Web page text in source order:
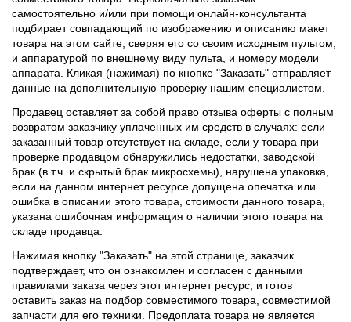
самостоятельно и/или при помощи онлайн-консультанта
подбирает совпадающий по изображению и описанию макет
товара на этом сайте, сверяя его со своим исходным пультом,
и аппаратурой по внешнему виду пульта, и номеру модели
аппарата. Кликая (нажимая) по кнопке "Заказать" отправляет
данные на дополнительную проверку нашим специалистом.
Продавец оставляет за собой право отзыва оферты с полным
возвратом заказчику уплаченных им средств в случаях: если
заказанный товар отсутствует на складе, если у товара при
проверке продавцом обнаружились недостатки, заводской
брак (в т.ч. и скрытый брак микросхемы), нарушена упаковка,
если на данном интернет ресурсе допущена опечатка или
ошибка в описании этого товара, стоимости данного товара,
указана ошибочная информация о наличии этого товара на
складе продавца.
Нажимая кнопку "Заказать" на этой странице, заказчик
подтверждает, что он ознакомлен и согласен с данными
правилами заказа через этот интернет ресурс, и готов
оставить заказ на подбор совместимого товара, совместимой
запчасти для его техники. Предоплата товара не является